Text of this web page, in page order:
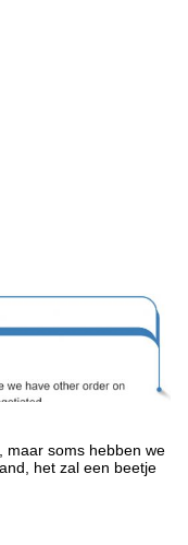
maar soms hebben we
het zal een beetje